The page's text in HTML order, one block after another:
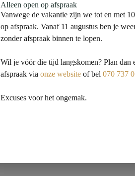
Alleen open op afspraak
Vanwege de vakantie zijn we tot en met
op afspraak. Vanaf 11 augustus ben je
zonder afspraak binnen te lopen.
Wil je vóór die tijd langskomen? Plan dan
afspraak viaonze website of bel070 737
Excuses voor het ongemak.